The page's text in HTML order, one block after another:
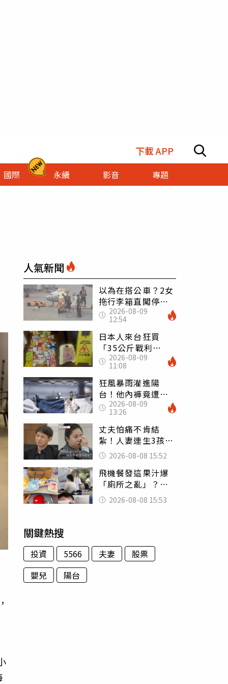
下載 APP
國際 永續 影音
專題
人氣新聞
以為在搭公車？2女
拖行李箱直闖停機
坪「揮手攔機」
荒謬影片曝網傻眼
2026-08-09
12:54
日本人來台狂買
「35公斤戰利
品」 連拜拜用紅
盤、「小心地滑」
告示牌也帶回家
2026-08-09
11:08
狂風暴雨灌進陽
台！他內褲竟遭颱
風吹走 陳世軒神
回1句笑翻上萬網友
2026-08-09
13:26
丈夫怕痛不肯結
紮！人妻連生3孩
控遭家暴淚喊：真
的好累
2026-08-08 15:52
飛機餐發這果汁爆
「廁所之亂」？乘
客崩潰：差點丟大
臉 醫揭3類人別亂
2026-08-08 15:53
關鍵熱搜
投資 5566 夫妻
股票
嬰兒
陽台